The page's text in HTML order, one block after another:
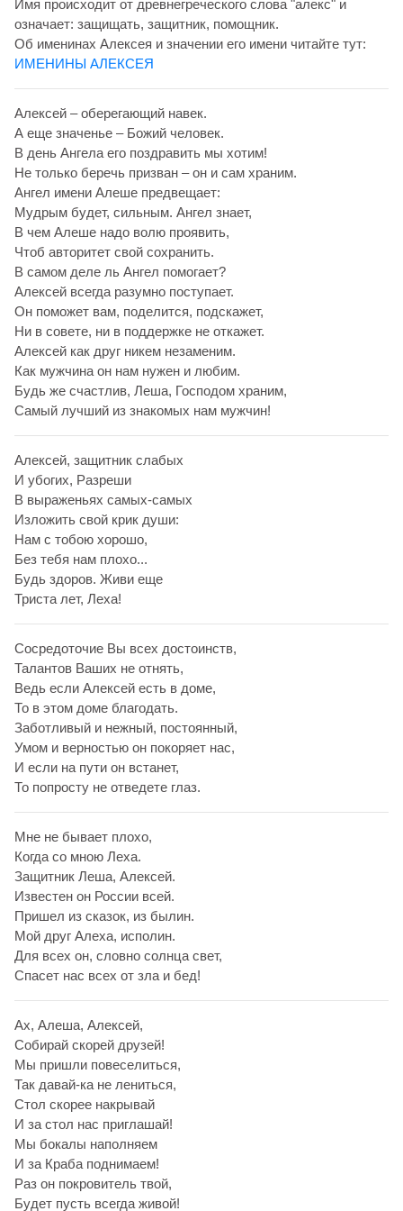
Имя происходит от древнегреческого слова "алекс" и
означает: защищать, защитник, помощник.
Об именинах Алексея и значении его имени читайте тут:
ИМЕНИНЫ АЛЕКСЕЯ
Алексей – оберегающий навек.
А еще значенье – Божий человек.
В день Ангела его поздравить мы хотим!
Не только беречь призван – он и сам храним.
Ангел имени Алеше предвещает:
Мудрым будет, сильным. Ангел знает,
В чем Алеше надо волю проявить,
Чтоб авторитет свой сохранить.
В самом деле ль Ангел помогает?
Алексей всегда разумно поступает.
Он поможет вам, поделится, подскажет,
Ни в совете, ни в поддержке не откажет.
Алексей как друг никем незаменим.
Как мужчина он нам нужен и любим.
Будь же счастлив, Леша, Господом храним,
Самый лучший из знакомых нам мужчин!
Алексей, защитник слабых
И убогих, Разреши
В выраженьях самых-самых
Изложить свой крик души:
Нам с тобою хорошо,
Без тебя нам плохо...
Будь здоров. Живи еще
Триста лет, Леха!
Сосредоточие Вы всех достоинств,
Талантов Ваших не отнять,
Ведь если Алексей есть в доме,
То в этом доме благодать.
Заботливый и нежный, постоянный,
Умом и верностью он покоряет нас,
И если на пути он встанет,
То попросту не отведете глаз.
Мне не бывает плохо,
Когда со мною Леха.
Защитник Леша, Алексей.
Известен он России всей.
Пришел из сказок, из былин.
Мой друг Алеха, исполин.
Для всех он, словно солнца свет,
Спасет нас всех от зла и бед!
Ах, Алеша, Алексей,
Собирай скорей друзей!
Мы пришли повеселиться,
Так давай-ка не лениться,
Стол скорее накрывай
И за стол нас приглашай!
Мы бокалы наполняем
И за Краба поднимаем!
Раз он покровитель твой,
Будет пусть всегда живой!